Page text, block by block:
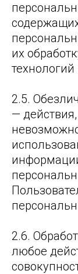
их
технологий
2.5.
—
2.6.
любое